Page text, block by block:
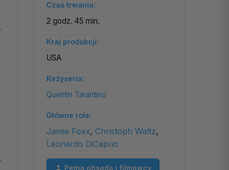
Czas trwania:
2 godz. 45 min.
Kraj produkcji:
USA
Reżyseria:
Quentin Tarantino
Główne role:
Jamie Foxx, Christoph Waltz,
Leonardo DiCaprio
Pełna obsada i filmowcy